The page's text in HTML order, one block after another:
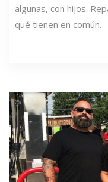
algunas, con hijos.
qué tienen en común.